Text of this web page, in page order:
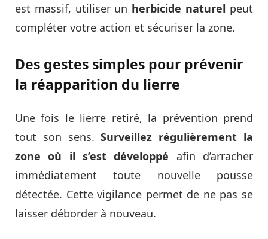
est massif, utiliser un herbicide naturel peut
compléter votre action et sécuriser la zone.
Des gestes simples pour prévenir
la réapparition du lierre
Une fois le lierre retiré, la prévention prend
tout son sens.Surveillez régulièrement la
zone où il s’est développé afin d’arracher
immédiatement toute nouvelle pousse
détectée. Cette vigilance permet de ne pas se
laisser déborder à nouveau.